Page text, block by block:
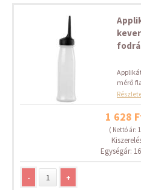
mérő
1 628
( Nettó ár:
Egységár:
- +